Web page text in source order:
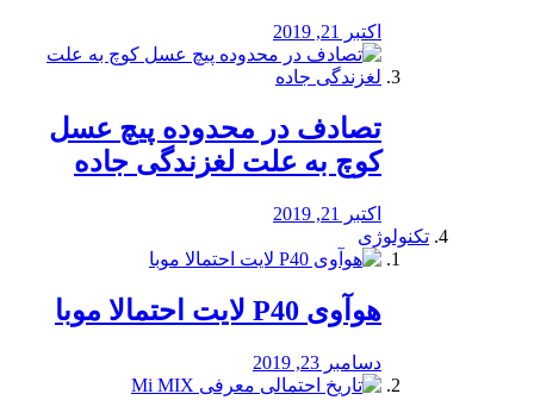
اکتبر 21, 2019
تصادف در محدوده پیچ عسل
کوچ به علت لغزندگی جاده
اکتبر 21, 2019
تکنولوژی
هوآوی P40 لایت احتمالا موبا
دسامبر 23, 2019